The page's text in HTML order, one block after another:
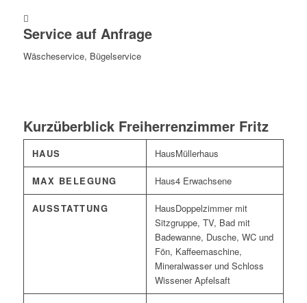
Service auf Anfrage
Wäscheservice, Bügelservice
Kurzüberblick Freiherrenzimmer Fritz
HAUS Müllerhaus
MAX BELEGUNG 4 Erwachsene
AUSSTATTUNG
Doppelzimmer mit
Sitzgruppe, TV, Bad mit
Badewanne, Dusche, WC und
Fön, Kaffeemaschine,
Mineralwasser und Schloss
Wissener Apfelsaft